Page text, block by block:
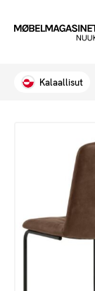
Kalaallisut